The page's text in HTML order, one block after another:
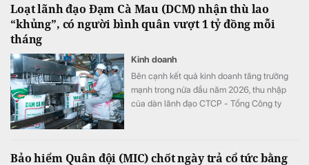
Loạt lãnh đạo Đạm Cà Mau (DCM) nhận thù lao
“khủng”, có người bình quân vượt 1 tỷ đồng mỗi
tháng
Kinh doanh
Bên cạnh kết quả kinh doanh tăng trưởng
mạnh trong nửa đầu năm 2026, thu nhập
của dàn lãnh đạo CTCP - Tổng Công ty
tỷ đồng chỉ sau 6 tháng, đặc biệt có trường
Bảo hiểm Quân đội (MIC) chốt ngày trả cổ tức bằng